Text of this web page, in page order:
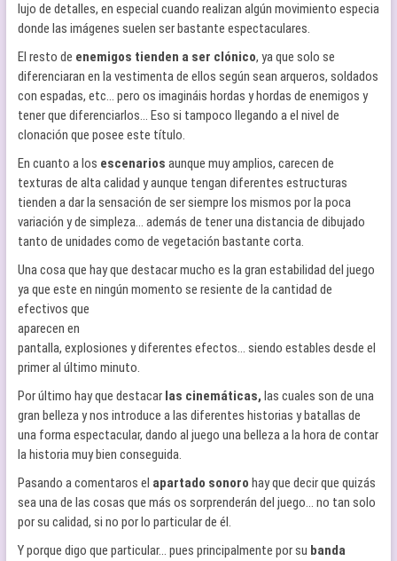
lujo de detalles, en especial cuando realizan algún movimiento especia
donde las imágenes suelen ser bastante espectaculares.
El resto de enemigos tienden a ser clónico, ya que solo se
diferenciaran en la vestimenta de ellos según sean arqueros, soldados
con espadas, etc… pero os imagináis hordas y hordas de enemigos y
tener que diferenciarlos… Eso si tampoco llegando a el nivel de
clonación que posee este título.
En cuanto a los escenarios aunque muy amplios, carecen de
texturas de alta calidad y aunque tengan diferentes estructuras
tienden a dar la sensación de ser siempre los mismos por la poca
variación y de simpleza… además de tener una distancia de dibujado
tanto de unidades como de vegetación bastante corta.
Una cosa que hay que destacar mucho es la gran estabilidad del juego
ya que este en ningún momento se resiente de lacantidad de
efectivos que
aparecen en
pantalla, explosiones y diferentes efectos… siendo estables desde el
primer al último minuto.
Por último hay que destacar las cinemáticas, las cuales son de una
gran belleza y nos introduce a las diferentes historias y batallas de
una forma espectacular, dando al juego una belleza a la hora de contar
la historia muy bien conseguida.
Pasando a comentaros el apartado sonoro hay que decir que quizás
sea una de las cosas que más os sorprenderán del juego… no tan solo
por su calidad, si no por lo particular de él.
Y porque digo que particular… pues principalmente por su banda